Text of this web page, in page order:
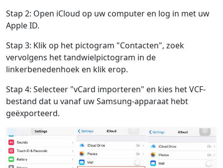
Stap 2: Open iCloud op uw computer en log in met uw
Apple ID.
Stap 3: Klik op het pictogram "Contacten", zoek
vervolgens het tandwielpictogram in de
linkerbenedenhoek en klik erop.
Stap 4: Selecteer "vCard importeren" en kies het VCF-
bestand dat u vanaf uw Samsung-apparaat hebt
geëxporteerd.